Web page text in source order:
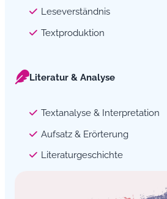
Leseverständnis
Textproduktion
Literatur & Analyse
Textanalyse & Interpretation
Aufsatz & Erörterung
Literaturgeschichte